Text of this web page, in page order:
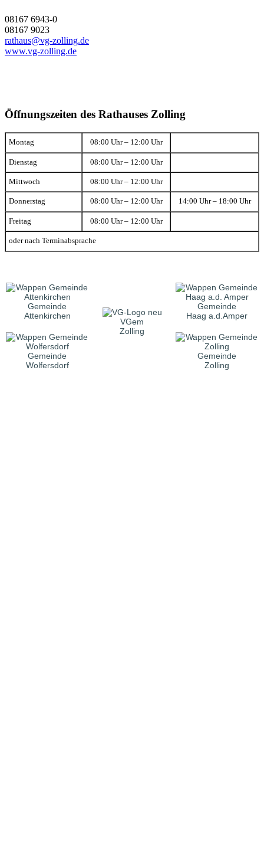
08167 6943-0
08167 9023
rathaus@vg-zolling.de
www.vg-zolling.de
Öffnungszeiten des Rathauses Zolling
Montag 08:00 Uhr – 12:00 Uhr
Dienstag 08:00 Uhr – 12:00 Uhr
Mittwoch 08:00 Uhr – 12:00 Uhr
Donnerstag 08:00 Uhr – 12:00 Uhr 14:00 Uhr – 18:00 Uhr
Freitag 08:00 Uhr – 12:00 Uhr
oder nach Terminabsprache
Gemeinde
Attenkirchen
VGem
Zolling
Gemeinde
Haag a.d.Amper
Gemeinde
Wolfersdorf
Gemeinde
Zolling